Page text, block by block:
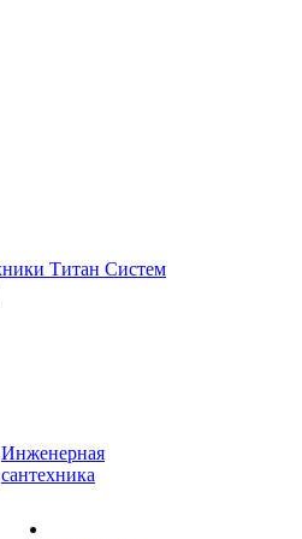
Инженерная
сантехника